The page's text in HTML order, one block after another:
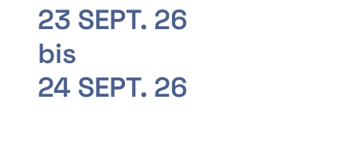
23 SEPT. 26
bis
24 SEPT. 26